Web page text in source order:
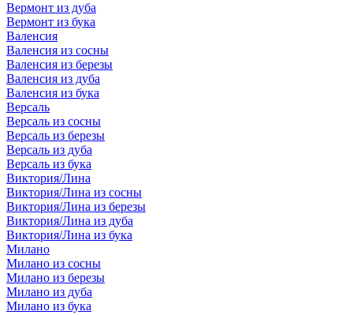
Вермонт из дуба
Вермонт из бука
Валенсия
Валенсия из сосны
Валенсия из березы
Валенсия из дуба
Валенсия из бука
Версаль
Версаль из сосны
Версаль из березы
Версаль из дуба
Версаль из бука
Виктория/Лина
Виктория/Лина из сосны
Виктория/Лина из березы
Виктория/Лина из дуба
Виктория/Лина из бука
Милано
Милано из сосны
Милано из березы
Милано из дуба
Милано из бука